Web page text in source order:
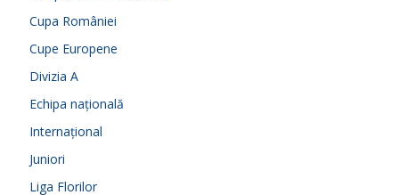
Cupa României
Cupe Europene
Divizia A
Echipa națională
Internațional
Juniori
Liga Florilor